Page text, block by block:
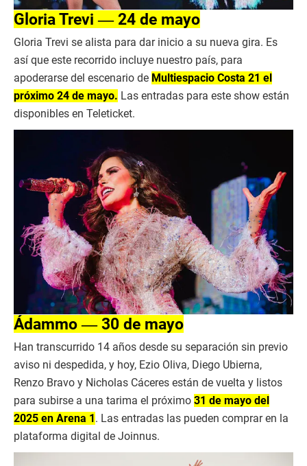
Gloria Trevi ― 24 de mayo
Gloria Trevi se alista para dar inicio a su nueva gira. Es
así que este recorrido incluye nuestro país, para
apoderarse del escenario de Multiespacio Costa 21 el
próximo 24 de mayo. Las entradas para este show están
disponibles en Teleticket.
Ádammo ― 30 de mayo
Han transcurrido 14 años desde su separación sin previo
aviso ni despedida, y hoy, Ezio Oliva, Diego Ubierna,
Renzo Bravo y Nicholas Cáceres están de vuelta y listos
para subirse a una tarima el próximo 31 de mayo del
2025 en Arena 1 . Las entradas las pueden comprar en la
plataforma digital de Joinnus.